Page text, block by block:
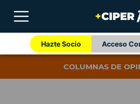
Hazte Socio Acceso
COLUMNAS DE